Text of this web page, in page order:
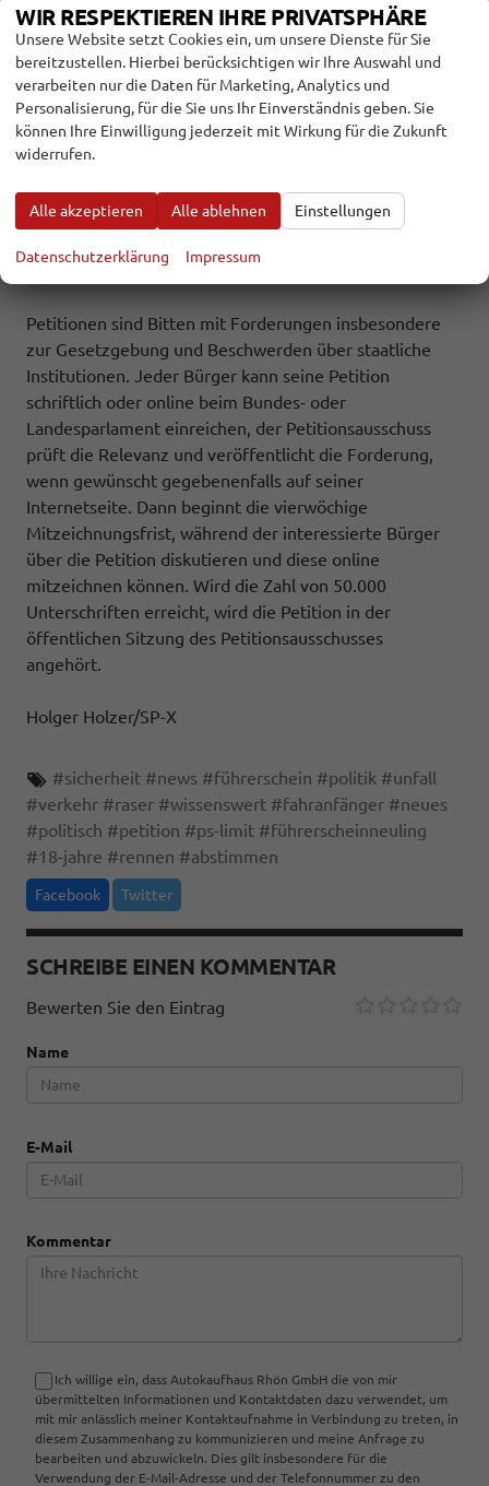
Verkehrs und die Polizei würden die Berechtigung des
Fahrzeuges innerhalb der Umweltzonen anhand des
Kennzeichens erkennen.
Eher wirtschafts- als verkehrspolitisch ist die
Stoßrichtung der Petition 141783. Sie verlangt eine
Europa gebaute Fahrzeuge. Es könne nicht sein, dass
mit unseren Steuergeldern, die chinesische
(Mitzeichnungsfrist 3. Januar)
Petitionen sind Bitten mit Forderungen insbesondere
zur Gesetzgebung und Beschwerden über staatliche
Institutionen. Jeder Bürger kann seine Petition
schriftlich oder online beim Bundes- oder
Landesparlament einreichen, der Petitionsausschuss
prüft die Relevanz und veröffentlicht die Forderung,
wenn gewünscht gegebenenfalls auf seiner
Internetseite. Dann beginnt die vierwöchige
Mitzeichnungsfrist, während der interessierte Bürger
über die Petition diskutieren und diese online
mitzeichnen können. Wird die Zahl von 50.000
Unterschriften erreicht, wird die Petition in der
öffentlichen Sitzung des Petitionsausschusses
angehört.
Holger Holzer/SP-X
#sicherheit #news #führerschein #politik #unfall
#verkehr #raser #wissenswert #fahranfänger #neues
#politisch #petition #ps-limit #führerscheinneuling
#18-jahre #rennen #abstimmen
Facebook Twitter
SCHREIBE EINEN KOMMENTAR
Bewerten Sie den Eintrag
Name
E-Mail
Kommentar
Ich willige ein, dass Autokaufhaus Rhön GmbH die von mir
übermittelten Informationen und Kontaktdaten dazu verwendet, um
mit mir anlässlich meiner Kontaktaufnahme in Verbindung zu treten, in
diesem Zusammenhang zu kommunizieren und meine Anfrage zu
bearbeiten und abzuwickeln. Dies gilt insbesondere für die
Verwendung der E-Mail-Adresse und der Telefonnummer zu den
WIR RESPEKTIEREN IHRE PRIVATSPHÄRE
Unsere Website setzt Cookies ein, um unsere Dienste für Sie
bereitzustellen. Hierbei berücksichtigen wir Ihre Auswahl und
verarbeiten nur die Daten für Marketing, Analytics und
Personalisierung, für die Sie uns Ihr Einverständnis geben. Sie
können Ihre Einwilligung jederzeit mit Wirkung für die Zukunft
widerrufen.
Alle akzeptieren Alle ablehnen Einstellungen
Datenschutzerklärung Impressum